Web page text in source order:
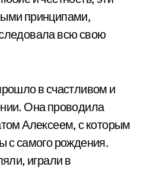
принципами,
всю свою
в счастливом и
Она проводила
Алексеем, с которым
с самого рождения.
играли в